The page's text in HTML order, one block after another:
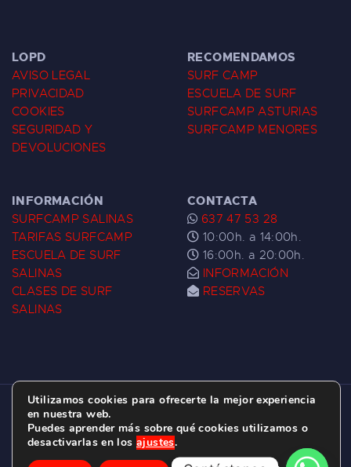
LOPD
AVISO LEGAL
PRIVACIDAD
COOKIES
SEGURIDAD Y
DEVOLUCIONES
RECOMENDAMOS
SURF CAMP
ESCUELA DE SURF
SURFCAMP ASTURIAS
SURFCAMP MENORES
INFORMACIÓN
SURFCAMP SALINAS
TARIFAS SURFCAMP
ESCUELA DE SURF
SALINAS
CLASES DE SURF
SALINAS
CONTACTA
637 47 53 28
10:00h. a 14:00h.
16:00h. a 20:00h.
INFORMACIÓN
RESERVAS
ESCUELA DE SURF LAS DUNAS ©
2026.
C/ BERNARDO ÁLVAREZ GALAN 1, SALINAS
(ASTURIAS)
Utilizamos cookies para ofrecerte la mejor experiencia
en nuestra web.
Puedes aprender más sobre qué cookies utilizamos o
desactivarlas en los ajustes.